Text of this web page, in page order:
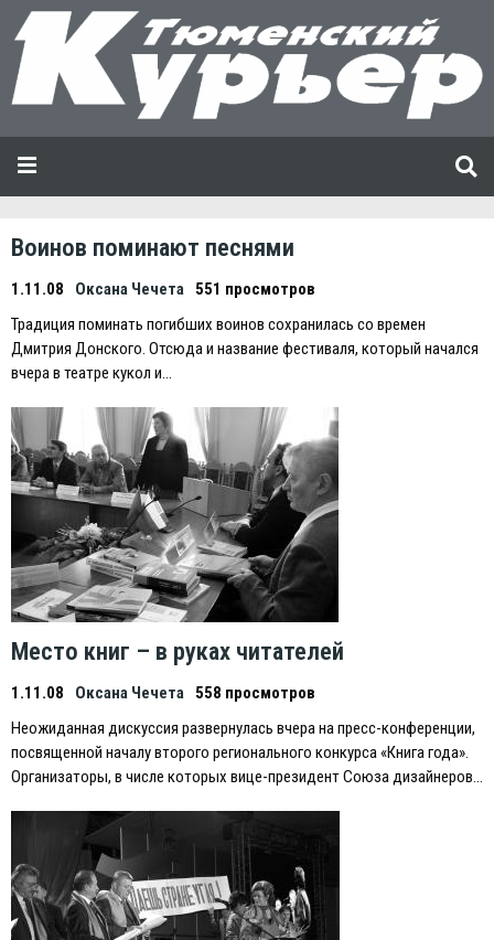
Воинов поминают песнями
1.11.08 Оксана Чечета
551 просмотров
Традиция поминать погибших воинов сохранилась со времен
Дмитрия Донского. Отсюда и название фестиваля, который начался
вчера в театре кукол и…
Место книг – в руках читателей
1.11.08 Оксана Чечета
558 просмотров
Неожиданная дискуссия развернулась вчера на пресс-конференции,
посвященной началу второго регионального конкурса «Книга года».
Организаторы, в числе которых вице-президент Союза дизайнеров…